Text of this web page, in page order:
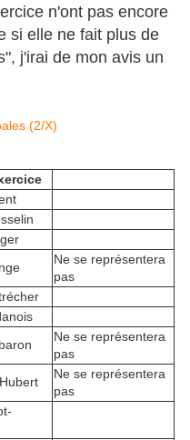
n'ont pas encore
si elle ne fait plus de
j'irai de mon avis un
Ne se représentera
pas
Ne se représentera
pas
Ne se représentera
pas